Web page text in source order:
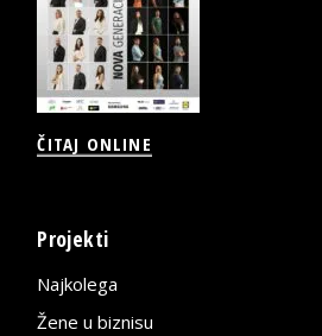
ČITAJ ONLINE
Projekti
Najkolega
Žene u biznisu